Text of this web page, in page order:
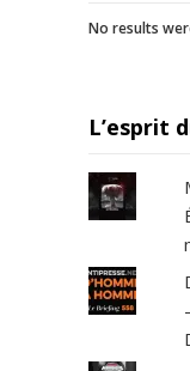
No results
L’esprit